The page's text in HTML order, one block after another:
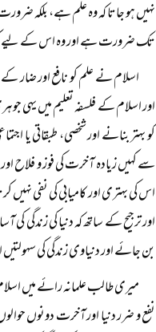
نہیں ہو جاتا کہ وہ علم ہے، بلکہ
تک ضرورت ہے اور وہ اس کے لیے
اسلام نے علم کو نافع اور ضار
اور اسلام کے فلسفہ تعلیم میں
کو بہتر بنانے اور شخصی، طبقاتی یا
سے کہیں زیادہ آخرت کی فوز و فلاح
اس کی بہتری اور کامیابی کی نفی
اور ترجیح کے ساتھ کہ دنیا کی زندگی
بن جائے اور دنیاوی زندگی کی
میری طالب علمانہ رائے میں
نفع و ضرر دنیا اور آخرت دونوں